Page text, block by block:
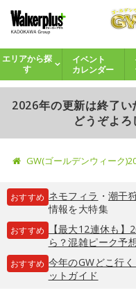
エリアから探
す
イベント
カレンダー
2026年の更新は終了
どうぞよろ
GW(ゴールデンウィーク
おすすめ ネモフィラ ・ 潮干
情報を大特集
おすすめ
【最大12連休も
ら？混雑ピーク予
おすすめ 今年のGWどこ行
ットガイド